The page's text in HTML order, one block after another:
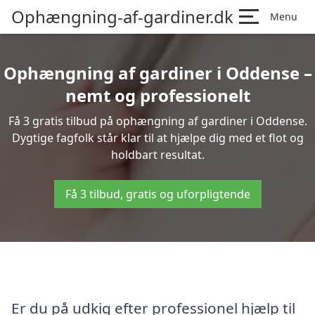
Ophængning-af-gardiner.dk Menu
Ophængning af gardiner i Oddense –
nemt og professionelt
Få 3 gratis tilbud på ophængning af gardiner i Oddense.
Dygtige fagfolk står klar til at hjælpe dig med et flot og
holdbart resultat.
Få 3 tilbud, gratis og uforpligtende
Er du på udkig efter professionel hjælp til